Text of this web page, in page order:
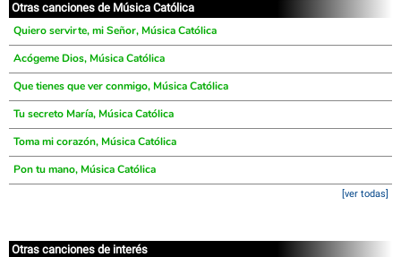
Otras canciones de Música Católica
Quiero servirte, mi Señor, Música Católica
Acógeme Dios, Música Católica
Que tienes que ver conmigo, Música Católica
Tu secreto María, Música Católica
Toma mi corazón, Música Católica
Pon tu mano, Música Católica
[ver todas]
Otras canciones de interés